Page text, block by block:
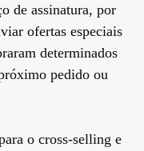
de assinatura, por
ofertas especiais
determinados
pedido ou
o cross-selling e